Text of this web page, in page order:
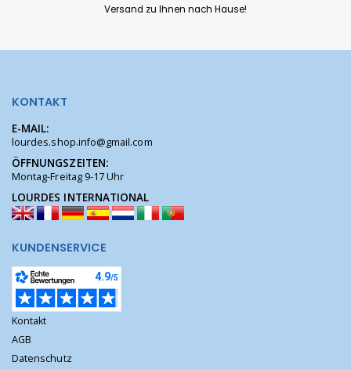
Versand zu Ihnen nach Hause!
KONTAKT
E-MAIL:
lourdes.shop.info@gmail.com
ÖFFNUNGSZEITEN:
Montag-Freitag 9-17 Uhr
LOURDES INTERNATIONAL
KUNDENSERVICE
Kontakt
AGB
Datenschutz